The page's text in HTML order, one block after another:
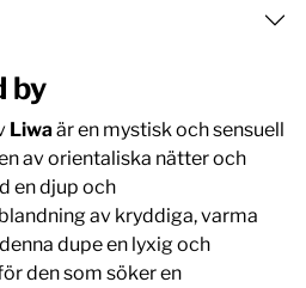
by
Liwaär en mystisk och sensuell
av orientaliska nätter och
en djup och
av kryddiga, varma
dupe en lyxig och
den som söker en